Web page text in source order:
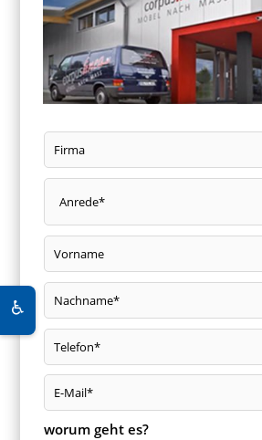
worum geht es?
♿